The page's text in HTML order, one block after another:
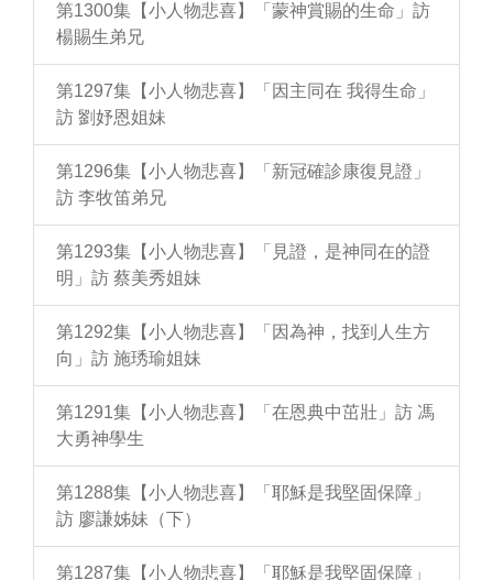
第1300集【小人物悲喜】「蒙神賞賜的生命」訪
楊賜生弟兄
第1297集【小人物悲喜】「因主同在 我得生命」
訪 劉妤恩姐妹
第1296集【小人物悲喜】「新冠確診康復見證」
訪 李牧笛弟兄
第1293集【小人物悲喜】「見證，是神同在的證
明」訪 蔡美秀姐妹
第1292集【小人物悲喜】「因為神，找到人生方
向」訪 施琇瑜姐妹
第1291集【小人物悲喜】「在恩典中茁壯」訪 馮
大勇神學生
第1288集【小人物悲喜】「耶穌是我堅固保障」
訪 廖謙姊妹（下）
第1287集【小人物悲喜】「耶穌是我堅固保障」